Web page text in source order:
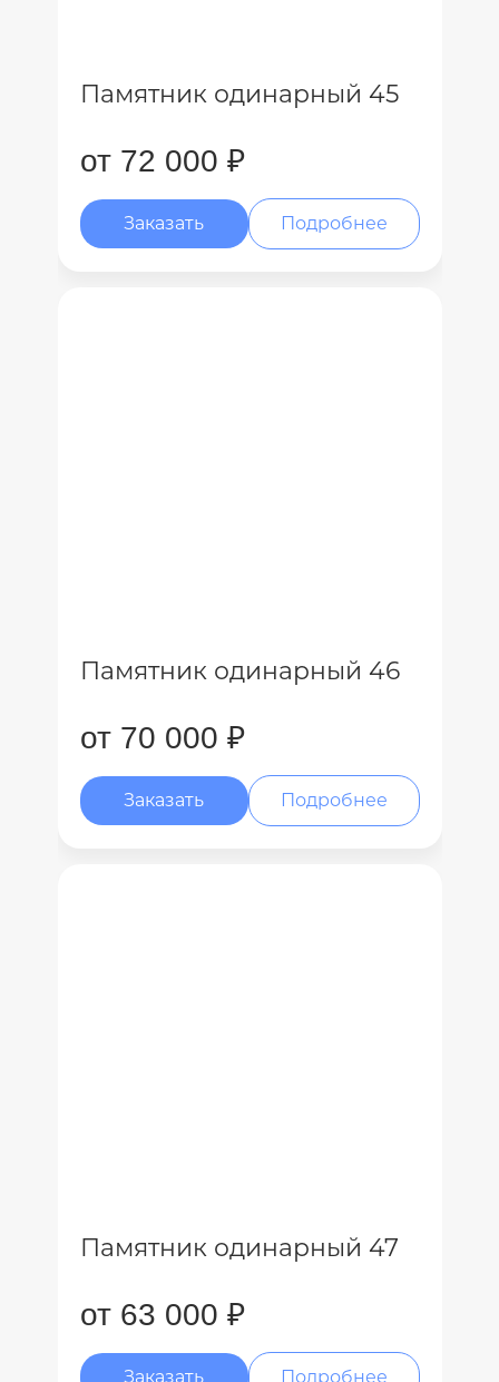
Памятник одинарный 45
от 72 000 ₽
Заказать Подробнее
Памятник одинарный 46
от 70 000 ₽
Заказать Подробнее
Памятник одинарный 47
от 63 000 ₽
Заказать Подробнее